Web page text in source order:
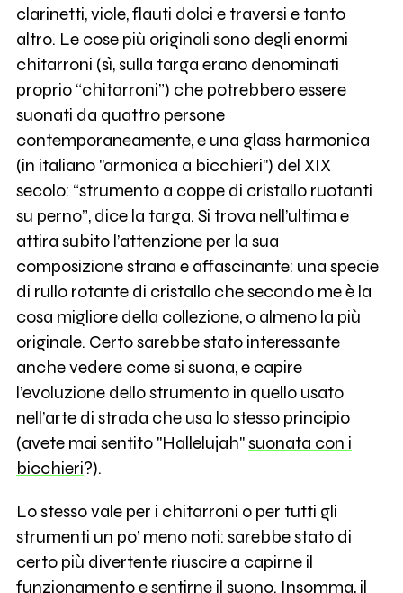
clarinetti, viole, flauti dolci e traversi e tanto
altro. Le cose più originali sono degli enormi
chitarroni (sì, sulla targa erano denominati
proprio “chitarroni”) che potrebbero essere
suonati da quattro persone
contemporaneamente, e una glass harmonica
(in italiano "armonica a bicchieri") del XIX
secolo: “strumento a coppe di cristallo ruotanti
su perno”, dice la targa. Si trova nell’ultima e
attira subito l’attenzione per la sua
composizione strana e affascinante: una specie
di rullo rotante di cristallo che secondo me è la
cosa migliore della collezione, o almeno la più
originale. Certo sarebbe stato interessante
anche vedere come si suona, e capire
l’evoluzione dello strumento in quello usato
nell’arte di strada che usa lo stesso principio
(avete mai sentito "Hallelujah"suonata con i
bicchieri?).
Lo stesso vale per i chitarroni o per tutti gli
strumenti un po’ meno noti: sarebbe stato di
certo più divertente riuscire a capirne il
funzionamento e sentirne il suono. Insomma, il